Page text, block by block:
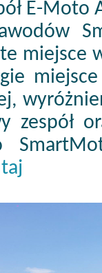
E-Moto
miejsce
zespół